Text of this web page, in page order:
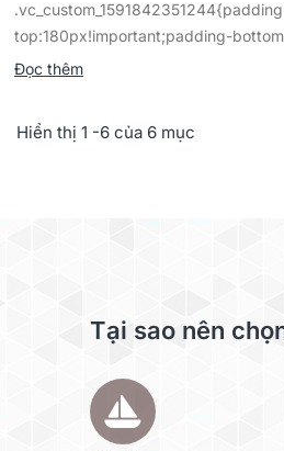
top:180px!important;padding-
Đọc thêm
Hiển thị 1 -6 của 6 mục
Tại sao nên